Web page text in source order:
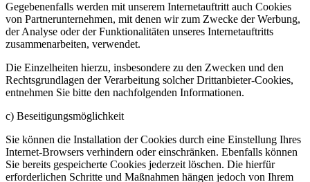
Gegebenenfalls werden mit unserem Internetauftritt auch Cookies
von Partnerunternehmen, mit denen wir zum Zwecke der Werbung,
der Analyse oder der Funktionalitäten unseres Internetauftritts
zusammenarbeiten, verwendet.
Die Einzelheiten hierzu, insbesondere zu den Zwecken und den
Rechtsgrundlagen der Verarbeitung solcher Drittanbieter-Cookies,
entnehmen Sie bitte den nachfolgenden Informationen.
c) Beseitigungsmöglichkeit
Sie können die Installation der Cookies durch eine Einstellung Ihres
Internet-Browsers verhindern oder einschränken. Ebenfalls können
Sie bereits gespeicherte Cookies jederzeit löschen. Die hierfür
erforderlichen Schritte und Maßnahmen hängen jedoch von Ihrem